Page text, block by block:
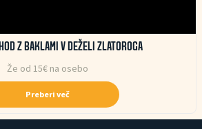
Z BAKLAMI V DEŽELI ZLATOROGA
Že od 15€ na osebo
Preberi več